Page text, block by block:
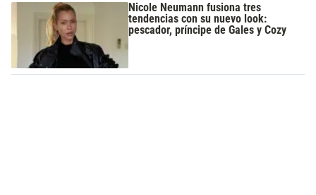
Nicole Neumann fusiona tres
tendencias con su nuevo look:
pescador, príncipe de Gales y Cozy